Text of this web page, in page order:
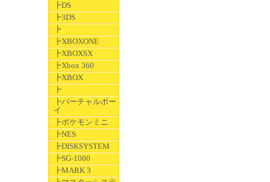
┣DS
┣3DS
┣
┣XBOXONE
┣XBOXSX
┣Xbox 360
┣XBOX
┣
┣バーチャルボー
イ
┣ポケモンミニ
┣NES
┣DISKSYSTEM
┣SG-1000
┣MARK 3